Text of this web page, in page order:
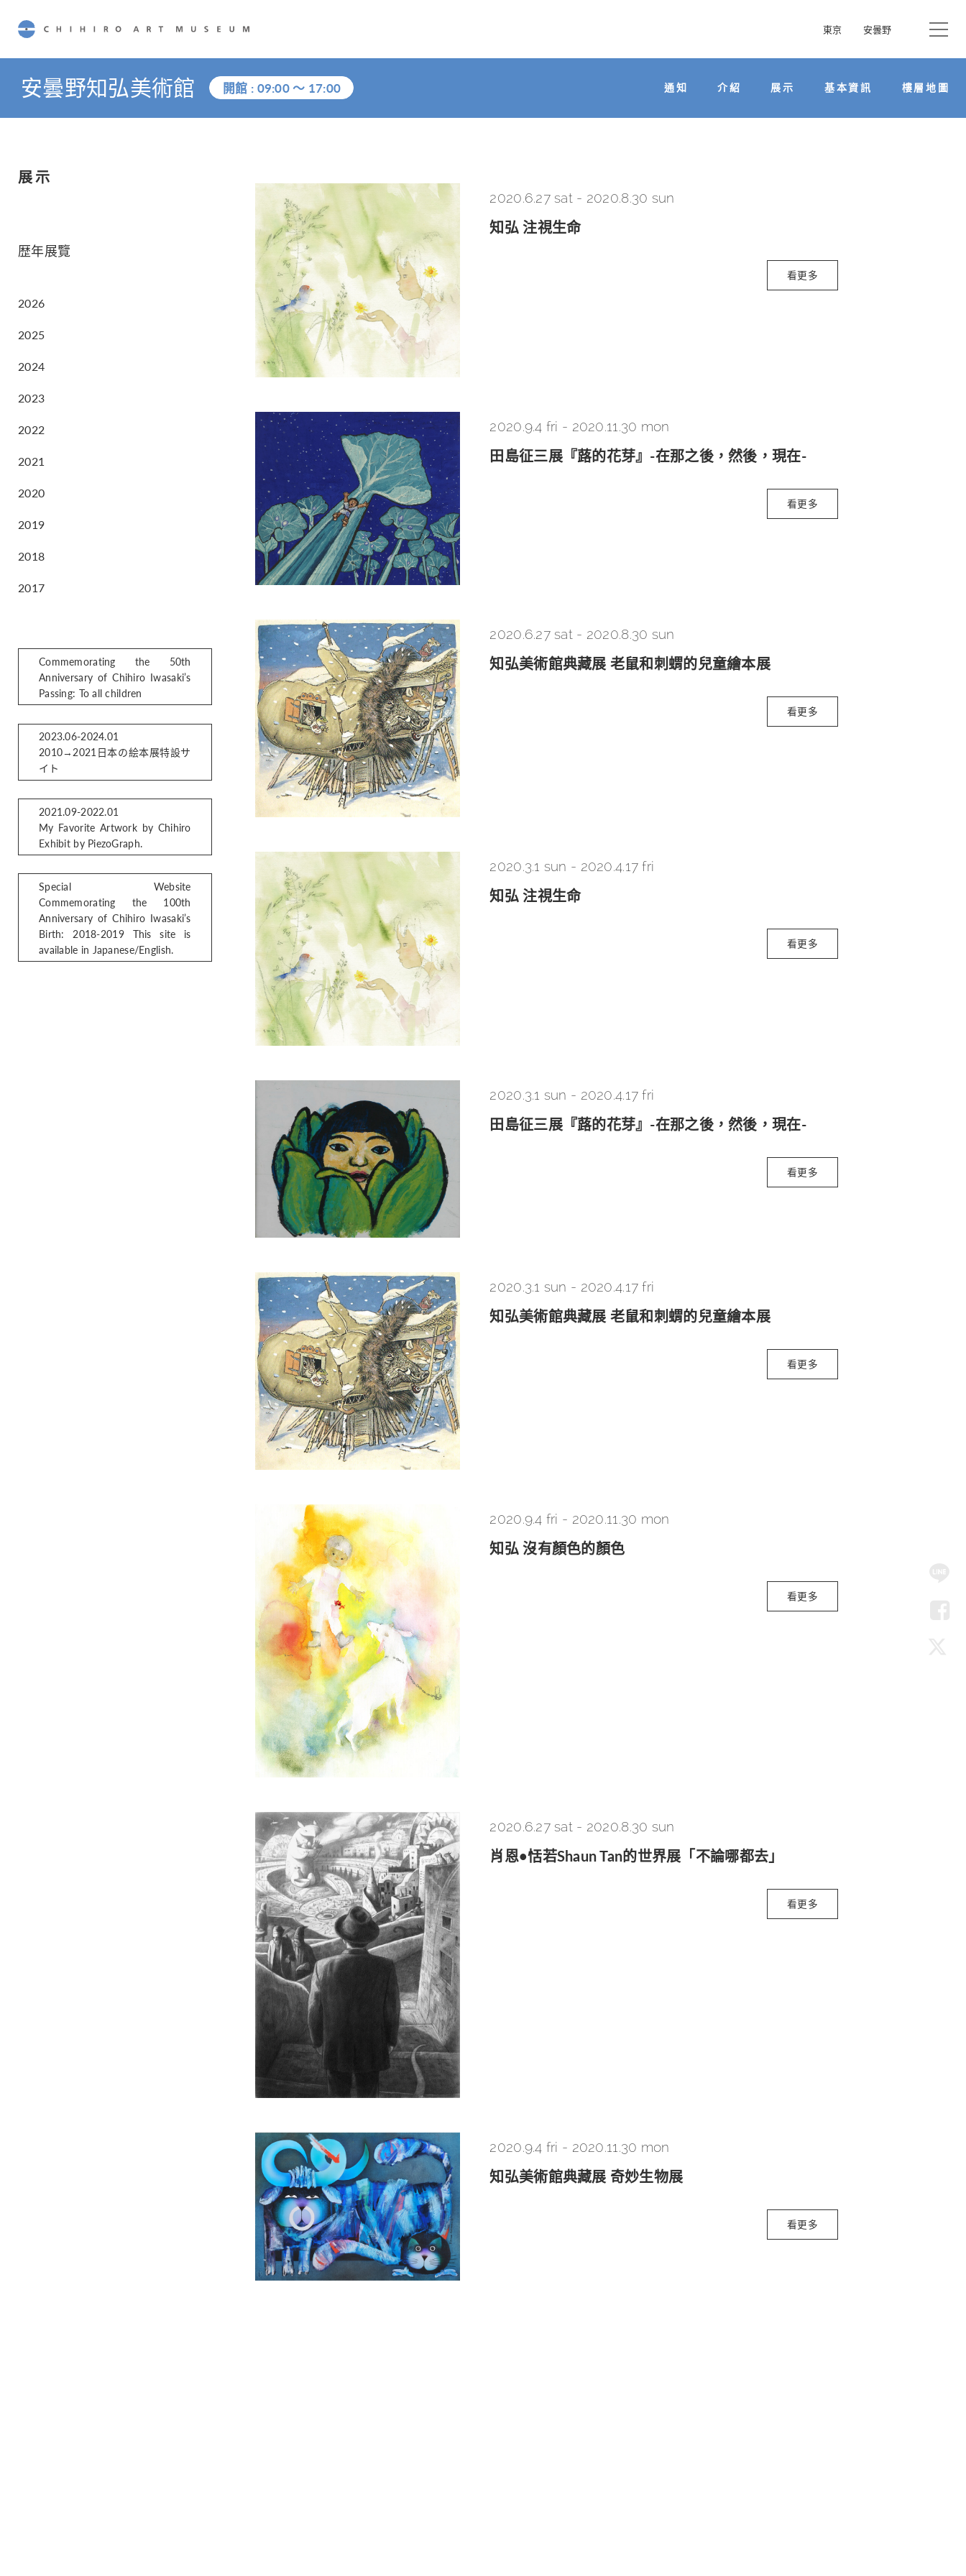
東京 安曇野
安曇野知弘美術館 開館 : 09:00 ～ 17:00 通知 介紹 展示 基本資訊 樓層地圖
展示
歴年展覽
2026
2025
2024
2023
2022
2021
2020
2019
2018
2017
Commemorating the 50th
Anniversary of Chihiro Iwasaki’s
Passing: To all children
2023.06-2024.01
2010→2021日本の絵本展特設サ
イト
2021.09-2022.01
My Favorite Artwork by Chihiro
Exhibit by PiezoGraph.
Special Website
Commemorating the 100th
Anniversary of Chihiro Iwasaki’s
Birth: 2018-2019 This site is
available in Japanese/English.
2020.6.27 sat - 2020.8.30 sun
知弘 注視生命
看更多
2020.9.4 fri - 2020.11.30 mon
田島征三展『蕗的花芽』-在那之後，然後，現在-
看更多
2020.6.27 sat - 2020.8.30 sun
知弘美術館典藏展 老鼠和刺蝟的兒童繪本展
看更多
2020.3.1 sun - 2020.4.17 fri
知弘 注視生命
看更多
2020.3.1 sun - 2020.4.17 fri
田島征三展『蕗的花芽』-在那之後，然後，現在-
看更多
2020.3.1 sun - 2020.4.17 fri
知弘美術館典藏展 老鼠和刺蝟的兒童繪本展
看更多
2020.9.4 fri - 2020.11.30 mon
知弘 沒有顏色的顏色
看更多
2020.6.27 sat - 2020.8.30 sun
肖恩•恬若Shaun Tan的世界展「不論哪都去」
看更多
2020.9.4 fri - 2020.11.30 mon
知弘美術館典藏展 奇妙生物展
看更多